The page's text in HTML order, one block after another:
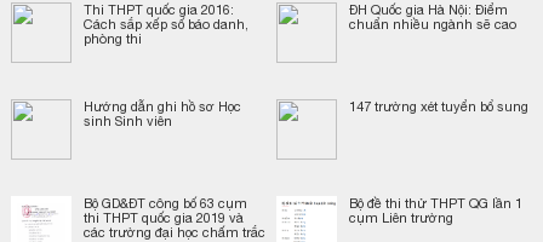
Thi THPT quốc gia 2016:
Cách sắp xếp số báo danh,
phòng thi
ĐH Quốc gia Hà Nội: Điểm
chuẩn nhiều ngành sẽ cao
Hướng dẫn ghi hồ sơ Học
sinh Sinh viên
147 trường xét tuyển bổ sung
Bộ GD&ĐT công bố 63 cụm
thi THPT quốc gia 2019 và
các trường đại học chấm trắc
Bộ đề thi thử THPT QG lần 1
cụm Liên trường